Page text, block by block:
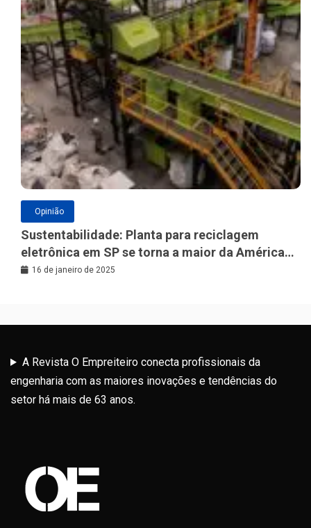
Opinião
Sustentabilidade: Planta para reciclagem
eletrônica em SP se torna a maior da América
Latina
16 de janeiro de 2025
A Revista O Empreiteiro conecta profissionais da
engenharia com as maiores inovações e tendências do
setor há mais de 63 anos.